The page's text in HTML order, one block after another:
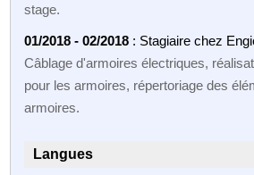
stage.
01/2018 - 02/2018 : Stagiaire chez
Câblage d'armoires électriques,
pour les armoires, répertoriage des
armoires.
Langues